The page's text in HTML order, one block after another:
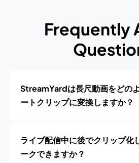
Frequently
StreamYardは長尺動画をどの
ートクリップに変換しますか？
ライブ配信中に後でクリップ化
ークできますか？